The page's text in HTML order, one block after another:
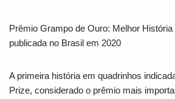
Prêmio Grampo de Ouro: Melhor
publicada no Brasil em 2020
A primeira história em quadrinhos
Prize, considerado o prêmio mais